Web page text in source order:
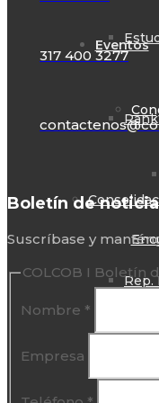
Eventos
Rep.
317 400 3277
Boletín de
Suscríbase y
COLCOB I Boletín
Nombre *
Empresa